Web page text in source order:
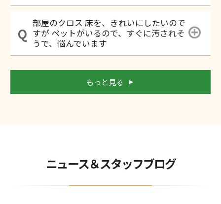
部屋のクロス 床を、きれいにしたいので
すが ペットがいるので、すぐに汚されそ
うで、悩んでいます
もっと見る
ニュース＆スタッフブログ